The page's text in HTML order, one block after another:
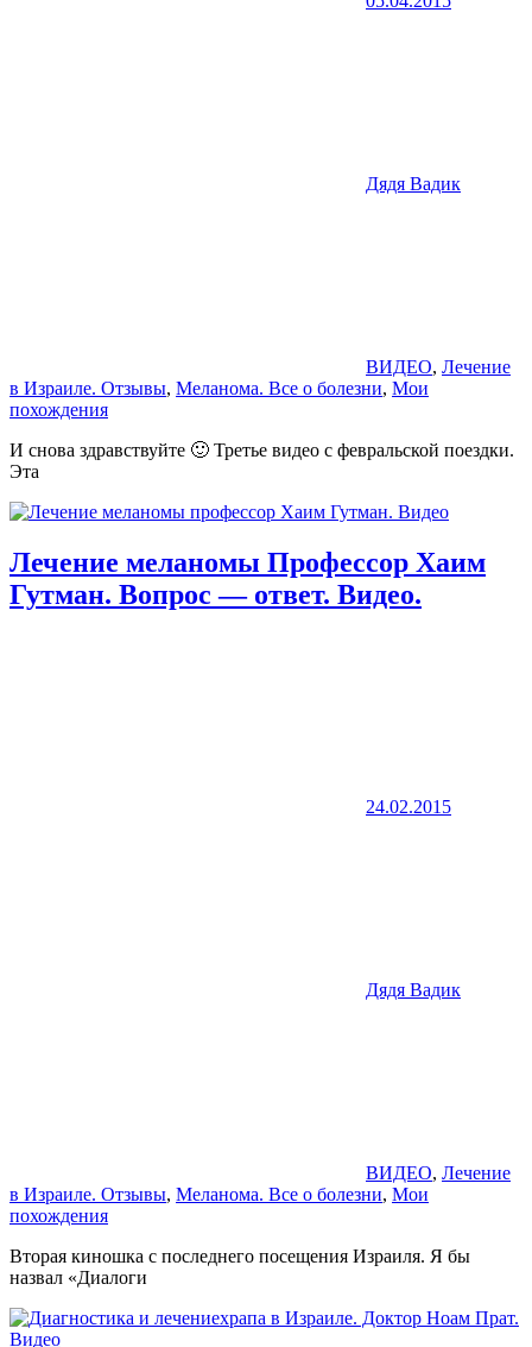
Дядя Вадик
ВИДЕО, Лечение
в Израиле. Отзывы, Меланома. Все о болезни, Мои
похождения
И снова здравствуйте 🙂 Третье видео с февральской поездки.
Эта
Лечение меланомы Профессор Хаим
Гутман. Вопрос — ответ. Видео.
24.02.2015
Дядя Вадик
ВИДЕО, Лечение
в Израиле. Отзывы, Меланома. Все о болезни, Мои
похождения
Вторая киношка с последнего посещения Израиля. Я бы
назвал «Диалоги